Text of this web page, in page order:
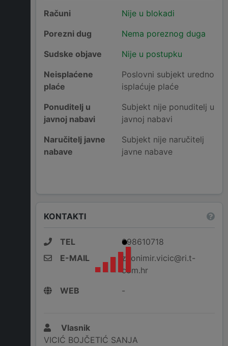
Računi
Nije u blokadi
Porezni dug
Nema poreznog duga
Sudske objave
Nije u postupku
Neisplaćene
plaće
Poslovni subjekt uredno
isplaćuje plaće
Ponuditelj u
javnoj nabavi
Subjekt nije ponuditelj u
javnoj nabavi
Naručitelj javne
nabave
Subjekt nije naručitelj
javne nabave
KONTAKTI
TEL
098610718
E-MAIL
zvonimir.vicic@ri.t-
com.hr
WEB
-
Vlasnik
VICIĆ BOJČETIĆ SANJA